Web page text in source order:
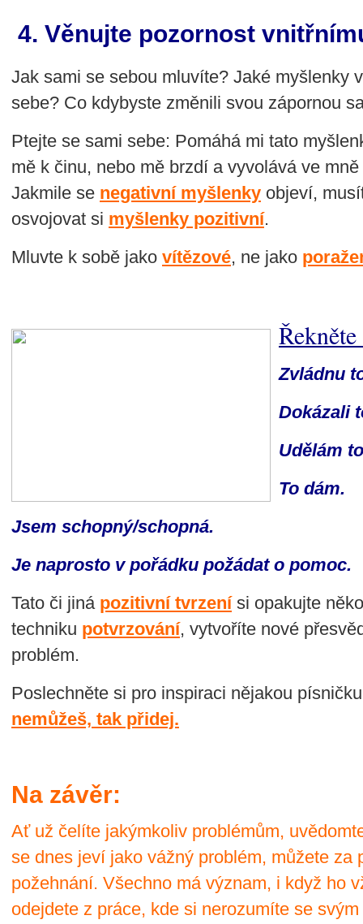
4. Věnujte pozornost
Jak sami se sebou mluvíte? Jaké myšlenky
sebe? Co kdybyste změnili svou zápornou
Ptejte se sami sebe: Pomáhá mi tato
mě k činu, nebo mě brzdí a vyvolává ve
Jakmile se negativní myšlenky objeví,
osvojovat si myšlenky pozitivní.
Mluvte k sobě jako vítězové, ne jako
Zvládnu
Dokázali
Udělám
To dám.
Jsem schopný/schopná.
Je naprosto v pořádku požádat o pomoc.
Tato či jiná pozitivní tvrzenísi opakujte
techniku potvrzování, vytvoříte nové
problém.
Poslechněte si pro inspiraci nějakou
nemůžeš, tak přidej.
Na závěr:
Ať už čelíte jakýmkoliv problémům,
se dnes jeví jako vážný problém, můžete za
požehnání. Všechno má význam, i když ho
odejdete z práce, kde si nerozumíte se